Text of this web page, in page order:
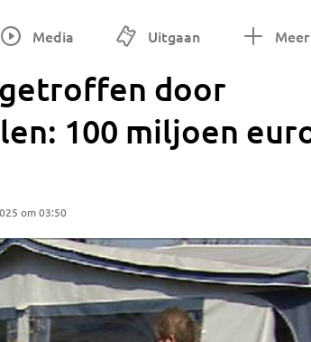
Media Uitgaan Meer
getroffen door
100 miljoen
om 03:50